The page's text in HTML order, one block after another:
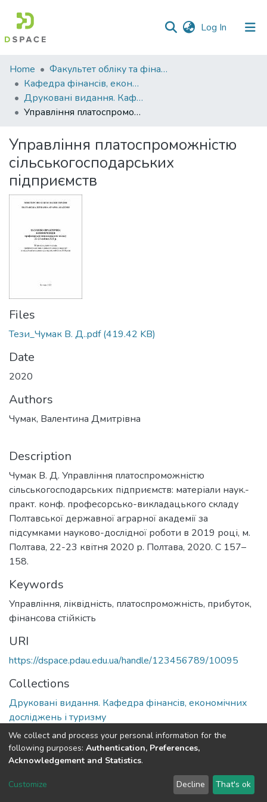
Log In (current)
Communities
&
Collections
All of DSpace
Statistics
Home
Факультет обліку та фінансів
Кафедра фінансів, економічних досліджень і туризму
Друковані видання. Кафедра фінансів, економічних досліджень і туризму
Управління платоспроможністю сільськогосподарських підприємств
Управління платоспроможністю
сільськогосподарських
підприємств
Files
Тези_Чумак В. Д..pdf(419.42 KB)
Date
2020
Authors
Чумак, Валентина Дмитрівна
Description
Чумак В. Д. Управління платоспроможністю
сільськогосподарських підприємств: матеріали наук.-
практ. конф. професорсько-викладацького складу
Полтавської державної аграрної академії за
підсумками науково-дослідної роботи в 2019 році, м.
Полтава, 22-23 квітня 2020 р. Полтава, 2020. С 157–
158.
Keywords
Управління, ліквідність, платоспроможність, прибуток,
фінансова стійкість
URI
https://dspace.pdau.edu.ua/handle/123456789/10095
Collections
Друковані видання. Кафедра фінансів, економічних
досліджень і туризму
Full item page
DSpace software copyright © 2002-2026 LYRASIS
Send Feedback
We collect and process your personal information for the
following purposes: Authentication, Preferences,
Acknowledgement and Statistics.
Customize Decline That's ok